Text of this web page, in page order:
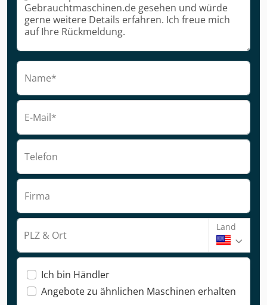
Name*
E-Mail*
Telefon
Firma
PLZ & Ort
Land
Ich bin Händler
Angebote zu ähnlichen Maschinen erhalten